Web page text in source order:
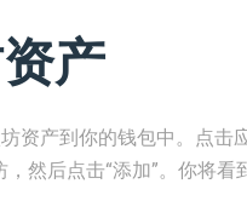
产
资产到你的钱包中。点击
然后点击“添加”。你将看